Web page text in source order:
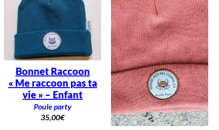
Bonnet Raccoon
« Me raccoon pas ta
vie » – Enfant
Poule party
35,00€